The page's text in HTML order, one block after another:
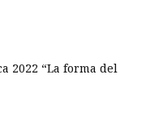
2022 “La forma del